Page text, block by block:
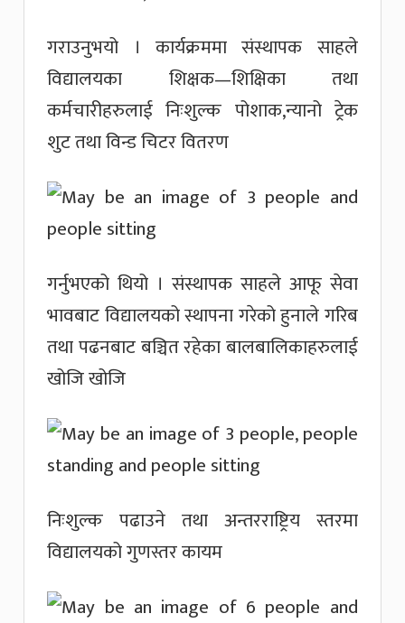
गराउनुभयो । कार्यक्रममा संस्थापक साहले
विद्यालयका शिक्षक—शिक्षिका तथा
कर्मचारीहरुलाई निःशुल्क पोशाक,न्यानो ट्रेक
शुट तथा विन्ड चिटर वितरण
गर्नुभएको थियो । संस्थापक साहले आफू सेवा
भावबाट विद्यालयको स्थापना गरेको हुनाले गरिब
तथा पढनबाट बञ्चित रहेका बालबालिकाहरुलाई
खोजि खोजि
निःशुल्क पढाउने तथा अन्तरराष्ट्रिय स्तरमा
विद्यालयको गुणस्तर कायम